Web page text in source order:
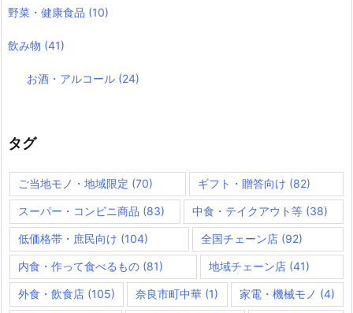
野菜・健康食品 (10)
飲み物 (41)
お酒・アルコール (24)
タグ
ご当地モノ・地域限定 (70) ギフト・贈答向け (82)
スーパー・コンビニ商品 (83) 中食・テイクアウト等 (38)
低価格帯・庶民向け (104) 全国チェーン店 (92)
内食・作って食べるもの (81) 地域チェーン店 (41)
外食・飲食店 (105) 奈良市町中華 (1) 家電・機械モノ (4)